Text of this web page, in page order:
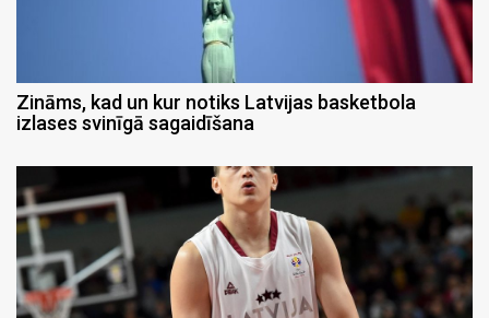
Zināms, kad un kur notiks Latvijas basketbola
izlases svinīgā sagaidīšana